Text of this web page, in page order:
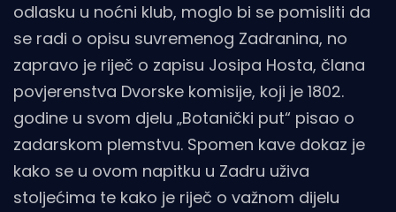
odlasku u noćni klub, moglo bi se pomisliti da
se radi o opisu suvremenog Zadranina, no
zapravo je riječ o zapisu Josipa Hosta, člana
povjerenstva Dvorske komisije, koji je 1802.
godine u svom djelu „Botanički put“ pisao o
zadarskom plemstvu. Spomen kave dokaz je
kako se u ovom napitku u Zadru uživa
stoljećima te kako je riječ o važnom dijelu